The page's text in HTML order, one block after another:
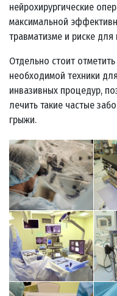
нейрохирургические
максимальной
травматизме и риске для
Отдельно стоит
необходимой техники
инвазивных процедур,
лечить такие частые
грыжи.